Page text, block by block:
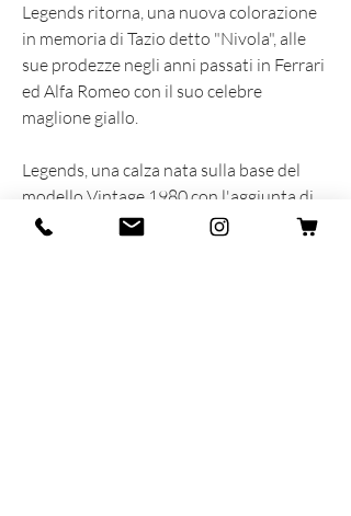
Legends ritorna, una nuova colorazione
in memoria di Tazio detto "Nivola", alle
sue prodezze negli anni passati in Ferrari
ed Alfa Romeo con il suo celebre
maglione giallo.
Legends, una calza nata sulla base del
modello Vintage 1980 con l'aggiunta di
una morbida spugna premium sul fondo